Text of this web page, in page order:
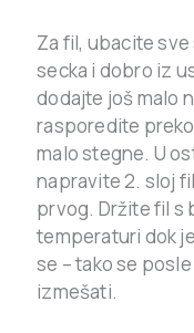
Za fil, ubacite
secka i dobro iz
dodajte još malo
rasporedite
malo stegne. U
napravite 2. sloj
prvog. Držite fil s
temperaturi dok
se – tako se
izmešati.